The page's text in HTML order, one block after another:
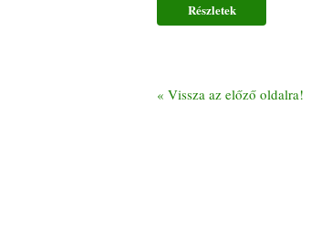
Részletek
« Vissza az előző oldalra!